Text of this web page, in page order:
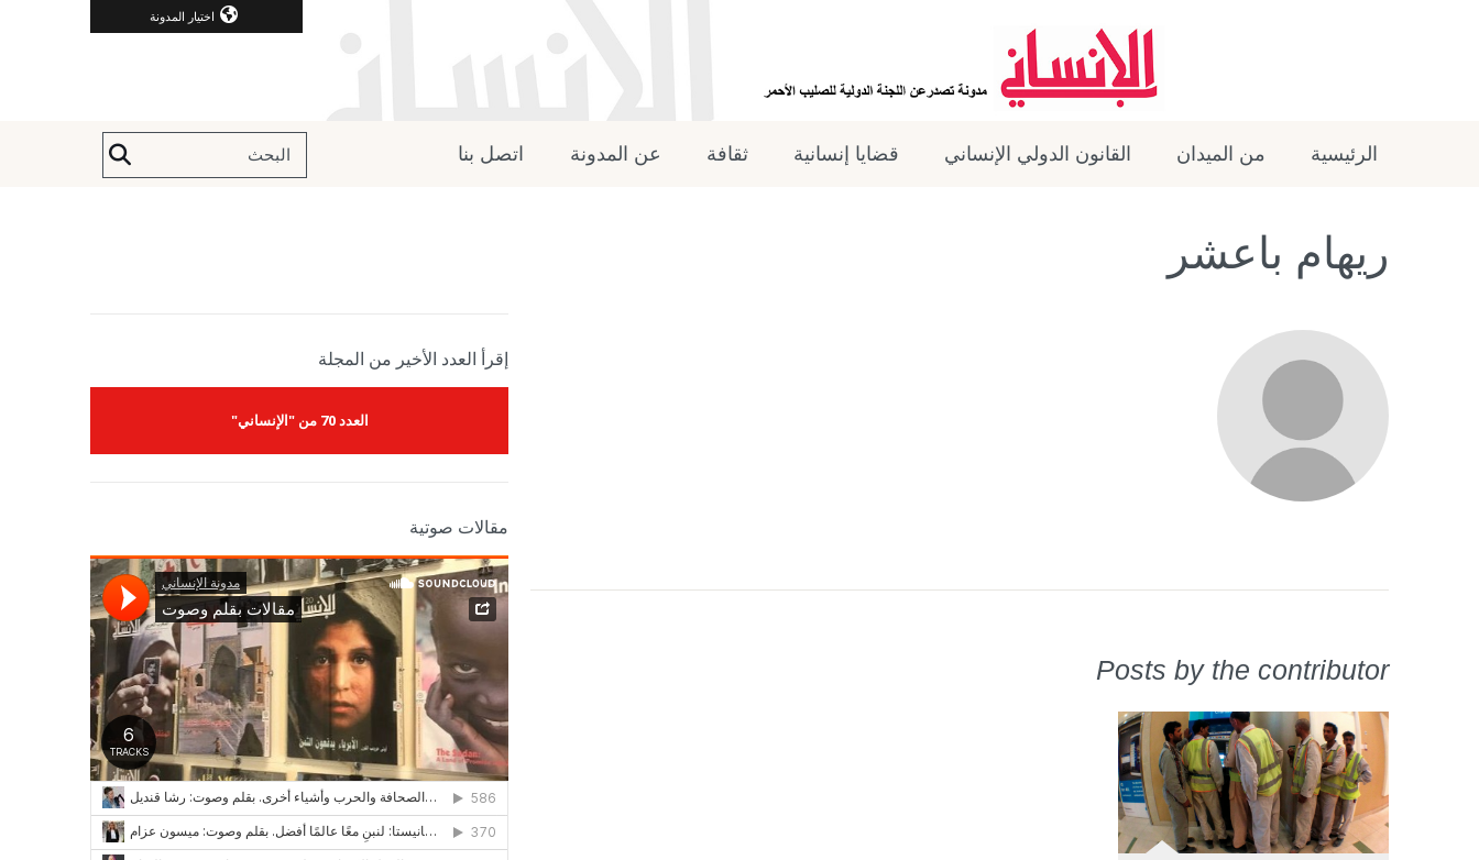
اختيار المدونة
الرئيسية من الميدان القانون الدولي الإنساني قضايا إنسانية ثقافة عن المدونة اتصل بنا
ريهام باعشر
Posts by the contributor
إقرأ العدد الأخير من المجلة
العدد 70 من "الإنساني"
مقالات صوتية